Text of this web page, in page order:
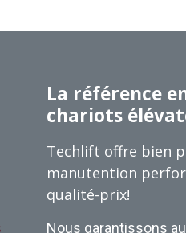
La référence
chariots
Techlift offre bien
manutention
qualité-prix!
Nous garantissons